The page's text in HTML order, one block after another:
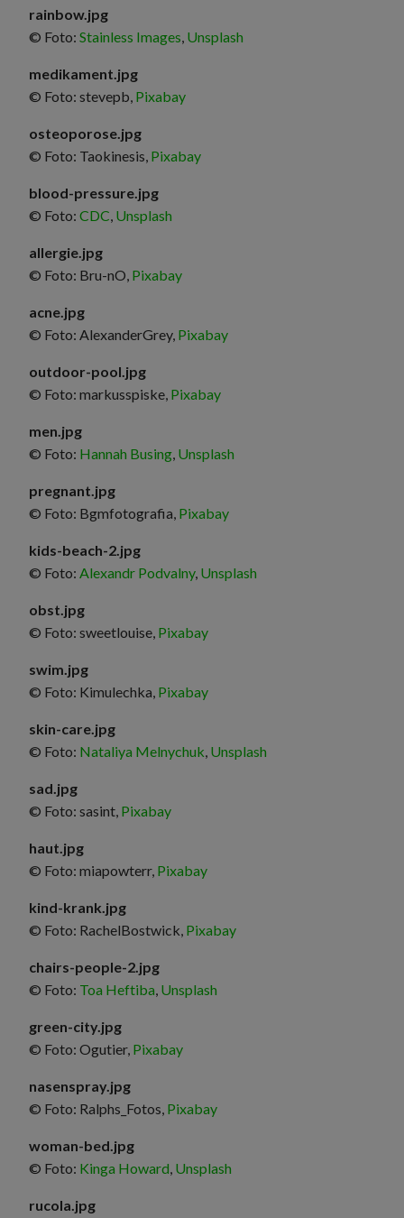
rainbow.jpg
© Foto: Stainless Images, Unsplash
medikament.jpg
© Foto: stevepb, Pixabay
osteoporose.jpg
© Foto: Taokinesis, Pixabay
blood-pressure.jpg
© Foto: CDC, Unsplash
allergie.jpg
© Foto: Bru-nO, Pixabay
acne.jpg
© Foto: AlexanderGrey, Pixabay
outdoor-pool.jpg
© Foto: markusspiske, Pixabay
men.jpg
© Foto: Hannah Busing, Unsplash
pregnant.jpg
© Foto: Bgmfotografia, Pixabay
kids-beach-2.jpg
© Foto: Alexandr Podvalny, Unsplash
obst.jpg
© Foto: sweetlouise, Pixabay
swim.jpg
© Foto: Kimulechka, Pixabay
skin-care.jpg
© Foto: Nataliya Melnychuk, Unsplash
sad.jpg
© Foto: sasint, Pixabay
haut.jpg
© Foto: miapowterr, Pixabay
kind-krank.jpg
© Foto: RachelBostwick, Pixabay
chairs-people-2.jpg
© Foto: Toa Heftiba, Unsplash
green-city.jpg
© Foto: Ogutier, Pixabay
nasenspray.jpg
© Foto: Ralphs_Fotos, Pixabay
woman-bed.jpg
© Foto: Kinga Howard, Unsplash
rucola.jpg